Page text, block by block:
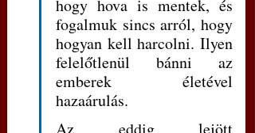
hogy hova is mentek, és
fogalmuk sincs arról, hogy
hogyan kell harcolni. Ilyen
felelőtlenül bánni az
emberek életével
hazaárulás.